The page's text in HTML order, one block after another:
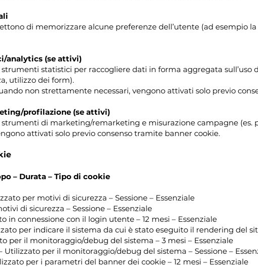
di memorizzare alcune preferenze dell’utente (ad esempio
analytics (se attivi)
statistici per raccogliere dati in forma aggregata sull’uso
utilizzo dei form).
non strettamente necessari, vengono attivati solo previo
profilazione (se attivi)
di marketing/remarketing e misurazione campagne (es.
attivati solo previo consenso tramite banner cookie.
– Durata – Tipo di cookie
per motivi di sicurezza – Sessione – Essenziale
di sicurezza – Sessione – Essenziale
in connessione con il login utente – 12 mesi – Essenziale
per indicare il sistema da cui è stato eseguito il rendering del
per il monitoraggio/debug del sistema – 3 mesi – Essenziale
– Utilizzato per il monitoraggio/debug del sistema – Sessione –
per i parametri del banner dei cookie – 12 mesi – Essenziale